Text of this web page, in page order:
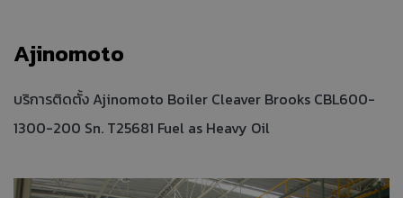
Ajinomoto
บริการติดตั้ง Ajinomoto Boiler Cleaver Brooks CBL600-
1300-200 Sn. T25681 Fuel as Heavy Oil